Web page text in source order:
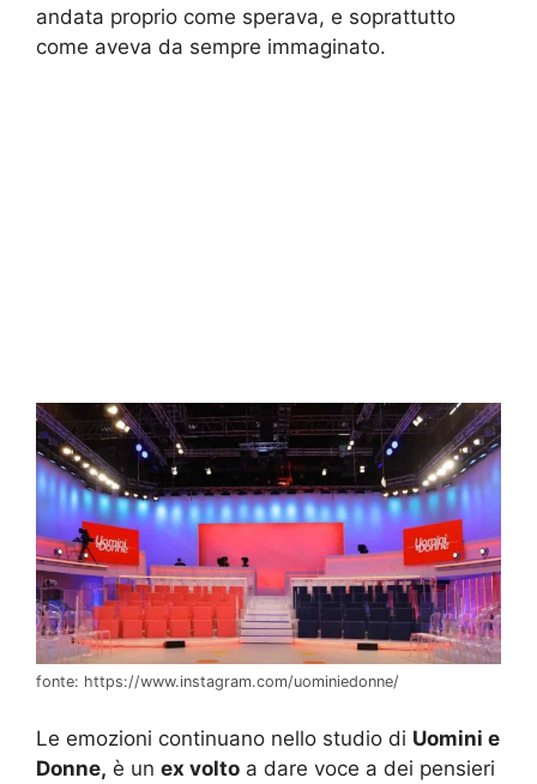
andata proprio come sperava, e soprattutto
come aveva da sempre immaginato.
fonte: https://www.instagram.com/uominiedonne/
Le emozioni continuano nello studio di Uomini e
Donne, è un ex volto a dare voce a dei pensieri